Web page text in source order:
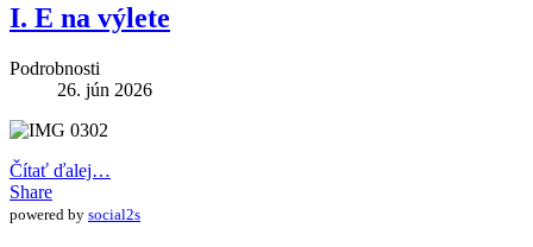
I. E na výlete
Podrobnosti
26. jún 2026
Čítať ďalej…
Share
powered by social2s